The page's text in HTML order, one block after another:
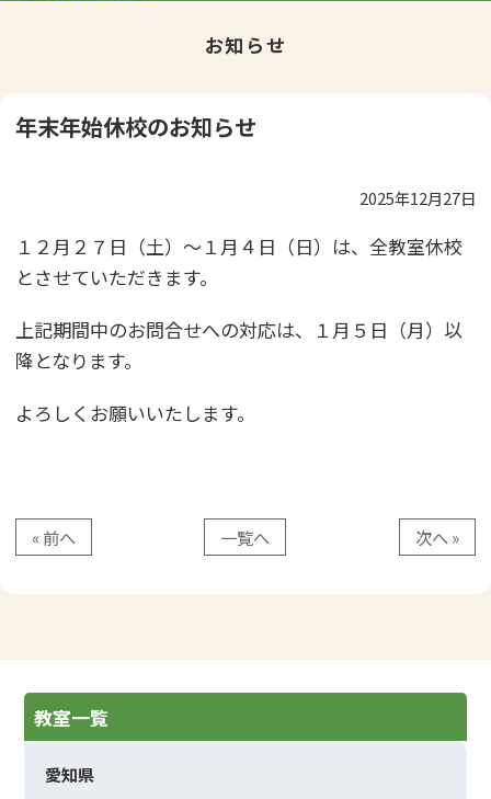
お知らせ
年末年始休校のお知らせ
2025年12月27日
１２月２７日（土）～１月４日（日）は、全教室休校
とさせていただきます。
上記期間中のお問合せへの対応は、１月５日（月）以
降となります。
よろしくお願いいたします。
« 前へ 一覧へ 次へ »
教室一覧
愛知県